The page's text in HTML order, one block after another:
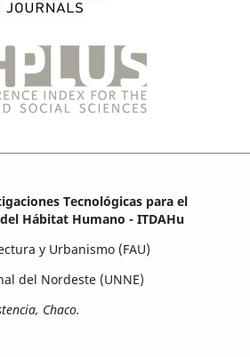
Tecnológicas para el
Hábitat Humano - ITDAHu
y Urbanismo (FAU)
del Nordeste (UNNE)
Chaco.